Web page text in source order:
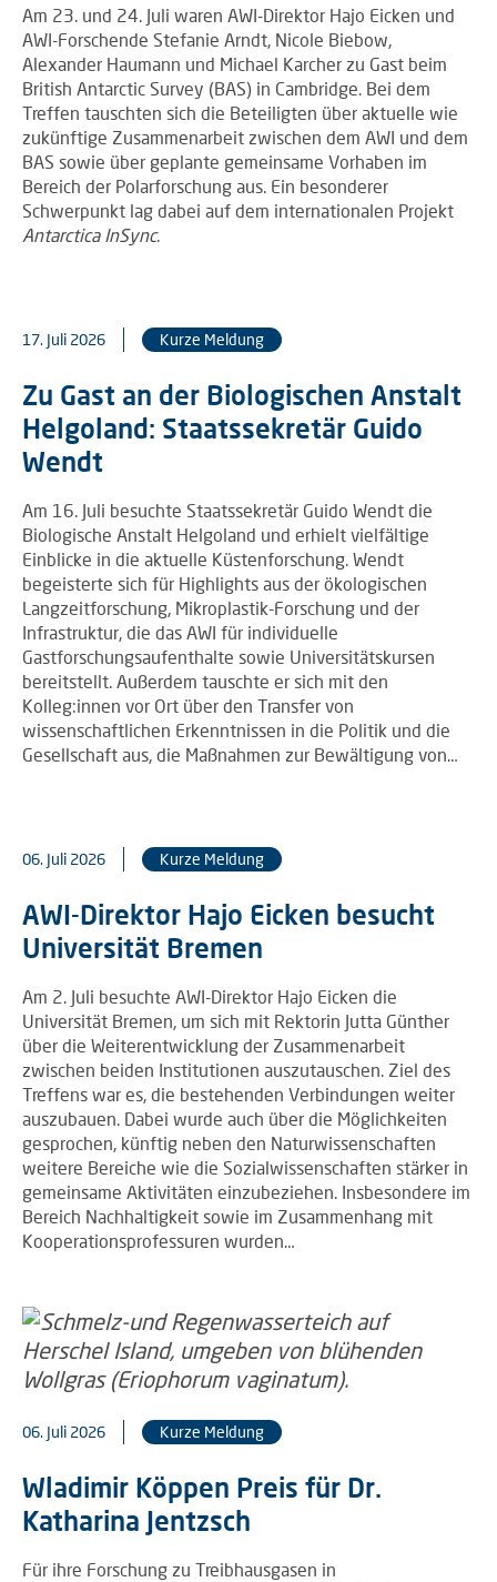
Am 23. und 24. Juli waren AWI-Direktor Hajo Eicken und
AWI-Forschende Stefanie Arndt, Nicole Biebow,
Alexander Haumann und Michael Karcher zu Gast beim
British Antarctic Survey (BAS) in Cambridge. Bei dem
Treffen tauschten sich die Beteiligten über aktuelle wie
zukünftige Zusammenarbeit zwischen dem AWI und dem
BAS sowie über geplante gemeinsame Vorhaben im
Bereich der Polarforschung aus. Ein besonderer
Schwerpunkt lag dabei auf dem internationalen Projekt
Antarctica InSync.
17. Juli 2026 Kurze Meldung
Zu Gast an der Biologischen Anstalt
Helgoland: Staatssekretär Guido
Wendt
Am 16. Juli besuchte Staatssekretär Guido Wendt die
Biologische Anstalt Helgoland und erhielt vielfältige
Einblicke in die aktuelle Küstenforschung. Wendt
begeisterte sich für Highlights aus der ökologischen
Langzeitforschung, Mikroplastik-Forschung und der
Infrastruktur, die das AWI für individuelle
Gastforschungsaufenthalte sowie Universitätskursen
bereitstellt. Außerdem tauschte er sich mit den
Kolleg:innen vor Ort über den Transfer von
wissenschaftlichen Erkenntnissen in die Politik und die
Gesellschaft aus, die Maßnahmen zur Bewältigung von…
06. Juli 2026 Kurze Meldung
AWI-Direktor Hajo Eicken besucht
Universität Bremen
Am 2. Juli besuchte AWI-Direktor Hajo Eicken die
Universität Bremen, um sich mit Rektorin Jutta Günther
über die Weiterentwicklung der Zusammenarbeit
zwischen beiden Institutionen auszutauschen. Ziel des
Treffens war es, die bestehenden Verbindungen weiter
auszubauen. Dabei wurde auch über die Möglichkeiten
gesprochen, künftig neben den Naturwissenschaften
weitere Bereiche wie die Sozialwissenschaften stärker in
gemeinsame Aktivitäten einzubeziehen. Insbesondere im
Bereich Nachhaltigkeit sowie im Zusammenhang mit
Kooperationsprofessuren wurden…
06. Juli 2026 Kurze Meldung
Wladimir Köppen Preis für Dr.
Katharina Jentzsch
Für ihre Forschung zu Treibhausgasen in